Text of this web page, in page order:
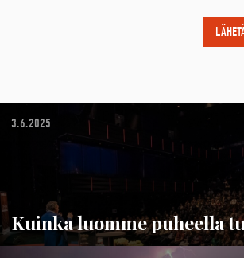
3.6.2025
Kuinka luomme puheella